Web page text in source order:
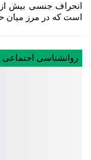
انحراف جنسی بیش
است که در مرز میان
روانشناسی اجتماعی